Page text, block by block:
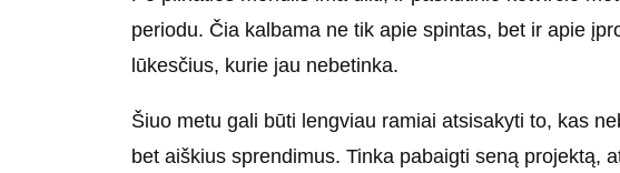
periodu. Čia kalbama ne tik apie spintas, bet ir apie
lūkesčius, kurie jau nebetinka.
Šiuo metu gali būti lengviau ramiai atsisakyti to, kas
bet aiškius sprendimus. Tinka pabaigti seną projektą,